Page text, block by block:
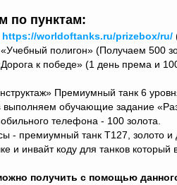
по пунктам:
https://worldoftanks.ru/prizebox/ru/
полигон» (Получаем 500
к победе» (1 день према и
Премиумный танк 6
выполняем обучающие задание
телефона - 100 золота.
- премиумный танк Т127, золото и
и инвайт коду для танков который
получить с помощью